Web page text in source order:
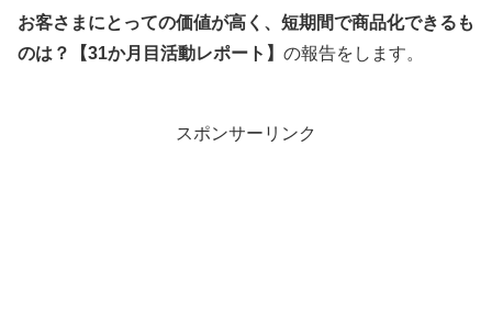
お客さまにとっての価値が高く、短期間で商品化できるも
のは？【31か月目活動レポート】 の報告をします。
スポンサーリンク